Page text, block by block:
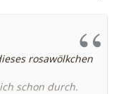
rosawölkchen
schon durch.